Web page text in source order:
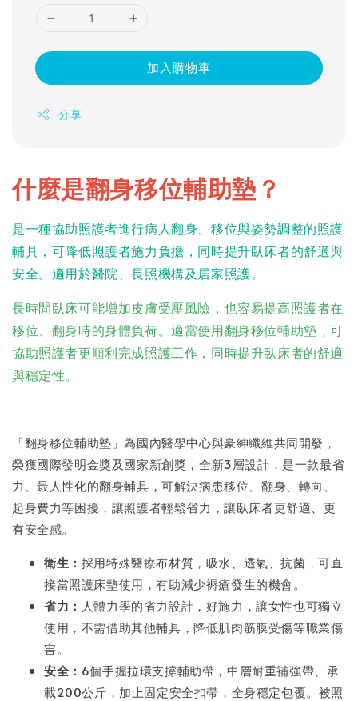
加入購物車
分享
什麼是翻身移位輔助墊？
是一種協助照護者進行病人翻身、移位與姿勢調整的照護
輔具，可降低照護者施力負擔，同時提升臥床者的舒適與
安全。適用於醫院、長照機構及居家照護。
長時間臥床可能增加皮膚受壓風險，也容易提高照護者在
移位、翻身時的身體負荷。適當使用翻身移位輔助墊，可
協助照護者更順利完成照護工作，同時提升臥床者的舒適
與穩定性。
「翻身移位輔助墊」為國內醫學中心與豪紳纖維共同開發，
榮獲國際發明金獎及國家新創獎，全新3層設計，是一款最省
力、最人性化的翻身輔具，可解決病患移位、翻身、轉向、
起身費力等困擾，讓照護者輕鬆省力，讓臥床者更舒適、更
有安全感。
衛生： 採用特殊醫療布材質，吸水、透氣、抗菌，可直
接當照護床墊使用，有助減少褥瘡發生的機會。
省力： 人體力學的省力設計，好施力，讓女性也可獨立
使用，不需借助其他輔具，降低肌肉筋膜受傷等職業傷
害。
安全： 6個手握拉環支撐輔助帶，中層耐重補強帶、承
載200公斤，加上固定安全扣帶，全身穩定包覆。被照